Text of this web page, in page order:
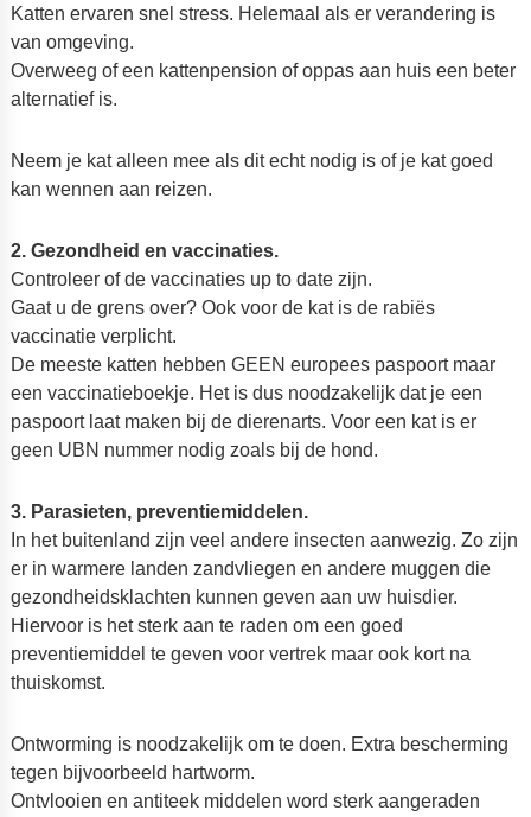
Katten ervaren snel stress. Helemaal als er verandering is
van omgeving.
Overweeg of een kattenpension of oppas aan huis een beter
alternatief is.
Neem je kat alleen mee als dit echt nodig is of je kat goed
kan wennen aan reizen.
2. Gezondheid en vaccinaties.
Controleer of de vaccinaties up to date zijn.
Gaat u de grens over? Ook voor de kat is de rabiës
vaccinatie verplicht.
De meeste katten hebben GEEN europees paspoort maar
een vaccinatieboekje. Het is dus noodzakelijk dat je een
paspoort laat maken bij de dierenarts. Voor een kat is er
geen UBN nummer nodig zoals bij de hond.
3. Parasieten, preventiemiddelen.
In het buitenland zijn veel andere insecten aanwezig. Zo zijn
er in warmere landen zandvliegen en andere muggen die
gezondheidsklachten kunnen geven aan uw huisdier.
Hiervoor is het sterk aan te raden om een goed
preventiemiddel te geven voor vertrek maar ook kort na
thuiskomst.
Ontworming is noodzakelijk om te doen. Extra bescherming
tegen bijvoorbeeld hartworm.
Ontvlooien en antiteek middelen word sterk aangeraden